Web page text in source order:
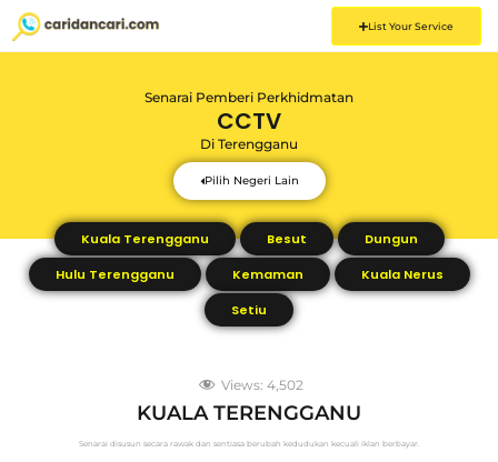
List Your Service
Senarai Pemberi Perkhidmatan
CCTV
Di Terengganu
Pilih Negeri Lain
Kuala Terengganu Besut
Dungun
Hulu Terengganu
Kemaman
Kuala Nerus
Setiu
Views: 4,502
KUALA TERENGGANU
Senarai disusun secara rawak dan sentiasa berubah kedudukan kecuali iklan berbayar.